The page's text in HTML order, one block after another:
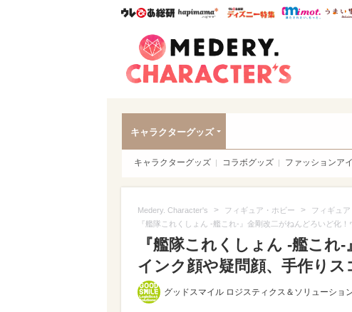
ウレぴあ総研ハピママ* ウレぴあ総研
キャラクターグッズ
キャラクターグッズ コラボグッズ ファッションア
Medery. Character's > フィギュア・ホビー > フィギュア
『艦隊これくしょん -艦これ-』金剛改二がねんどろいど化
『艦隊これくしょん -艦これ
インク顔や疑問顔、手作りス
グッドスマイル ロジスティクス＆ソリューショ